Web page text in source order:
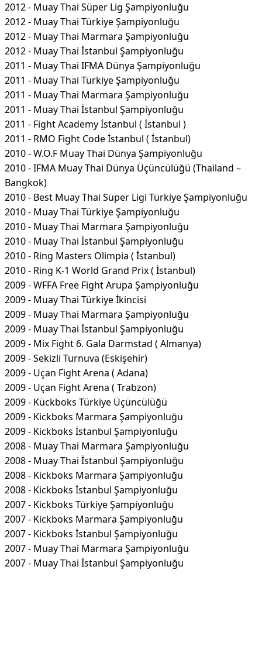
2012 - Muay Thai Süper Lig Şampiyonluğu
2012 - Muay Thai Türkiye Şampiyonluğu
2012 - Muay Thai Marmara Şampiyonluğu
2012 - Muay Thai İstanbul Şampiyonluğu
2011 - Muay Thai IFMA Dünya Şampiyonluğu
2011 - Muay Thai Türkiye Şampiyonluğu
2011 - Muay Thai Marmara Şampiyonluğu
2011 - Muay Thai İstanbul Şampiyonluğu
2011 - Fight Academy İstanbul ( İstanbul )
2011 - RMO Fight Code İstanbul ( İstanbul)
2010 - W.O.F Muay Thai Dünya Şampiyonluğu
2010 - IFMA Muay Thai Dünya Üçüncülüğü (Thailand –
Bangkok)
2010 - Best Muay Thai Süper Ligi Türkiye Şampiyonluğu
2010 - Muay Thai Türkiye Şampiyonluğu
2010 - Muay Thai Marmara Şampiyonluğu
2010 - Muay Thai İstanbul Şampiyonluğu
2010 - Ring Masters Olimpia ( İstanbul)
2010 - Ring K-1 World Grand Prix ( İstanbul)
2009 - WFFA Free Fight Arupa Şampiyonluğu
2009 - Muay Thai Türkiye İkincisi
2009 - Muay Thai Marmara Şampiyonluğu
2009 - Muay Thai İstanbul Şampiyonluğu
2009 - Mix Fight 6. Gala Darmstad ( Almanya)
2009 - Sekizli Turnuva (Eskişehir)
2009 - Uçan Fight Arena ( Adana)
2009 - Uçan Fight Arena ( Trabzon)
2009 - Kückboks Türkiye Üçüncülüğü
2009 - Kickboks Marmara Şampiyonluğu
2009 - Kickboks İstanbul Şampiyonluğu
2008 - Muay Thai Marmara Şampiyonluğu
2008 - Muay Thai İstanbul Şampiyonluğu
2008 - Kickboks Marmara Şampiyonluğu
2008 - Kickboks İstanbul Şampiyonluğu
2007 - Kickboks Türkiye Şampiyonluğu
2007 - Kickboks Marmara Şampiyonluğu
2007 - Kickboks İstanbul Şampiyonluğu
2007 - Muay Thai Marmara Şampiyonluğu
2007 - Muay Thai İstanbul Şampiyonluğu